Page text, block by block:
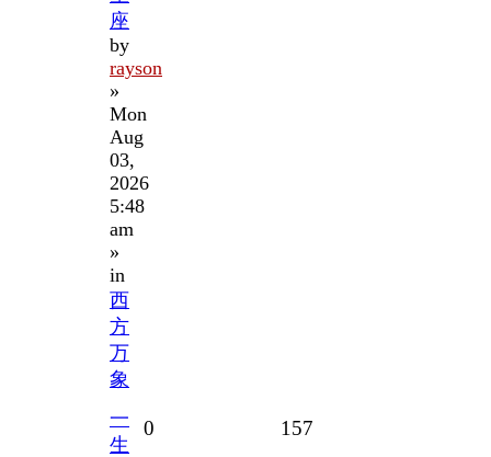
座
by
rayson
»
Mon
Aug
03,
2026
5:48
am
»
in
西
方
万
象
一
生
0 157